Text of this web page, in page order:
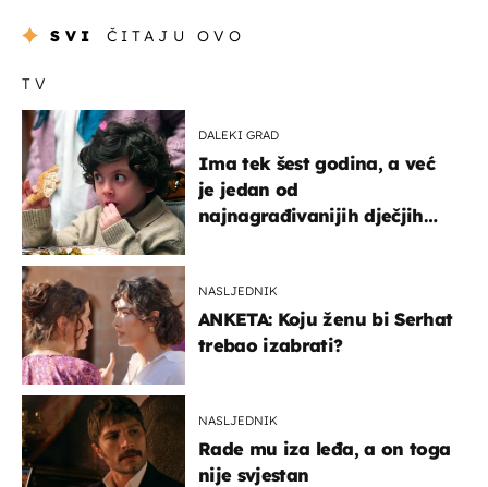
SVI ČITAJU OVO
TV
DALEKI GRAD
Ima tek šest godina, a već
je jedan od
najnagrađivanijih dječjih
NASLJEDNIK
ANKETA: Koju ženu bi Serhat
trebao izabrati?
NASLJEDNIK
Rade mu iza leđa, a on toga
nije svjestan